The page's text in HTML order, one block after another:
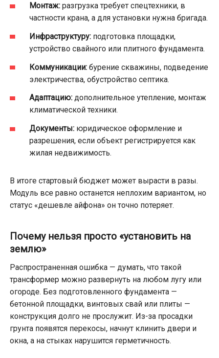
Монтаж: разгрузка требует спецтехники, в
частности крана, а для установки нужна бригада.
Инфраструктуру: подготовка площадки,
устройство свайного или плитного фундамента.
Коммуникации: бурение скважины, подведение
электричества, обустройство септика.
Адаптацию: дополнительное утепление, монтаж
климатической техники.
Документы: юридическое оформление и
разрешения, если объект регистрируется как
жилая недвижимость.
В итоге стартовый бюджет может вырасти в разы.
Модуль все равно останется неплохим вариантом, но
статус «дешевле айфона» он точно потеряет.
Почему нельзя просто «установить на
землю»
Распространенная ошибка — думать, что такой
трансформер можно развернуть на любом лугу или
огороде. Без подготовленного фундамента —
бетонной площадки, винтовых свай или плиты —
конструкция долго не прослужит. Из-за просадки
грунта появятся перекосы, начнут клинить двери и
окна, а на стыках нарушится герметичность.